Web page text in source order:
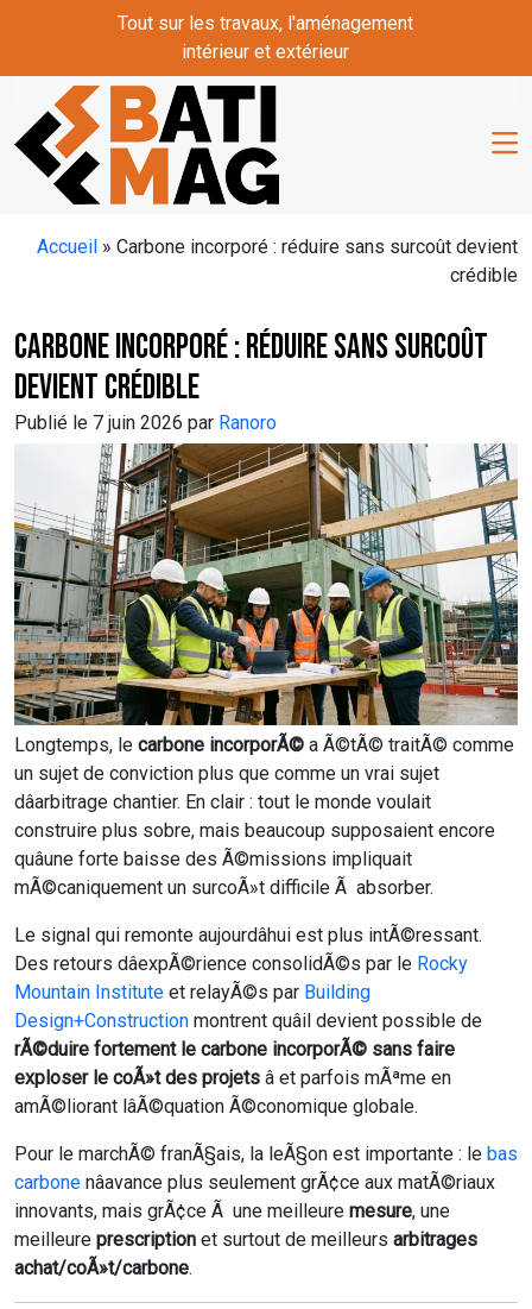
Skip to main contentTout sur les travaux, l'aménagement
intérieur et extérieur
Accueil » Carbone incorporé : réduire sans surcoût devient
crédible
Carbone incorporé : réduire sans surcoût
devient crédible
Publié le 7 juin 2026 par Ranoro
Longtemps, le carbone incorporÃ© a Ã©tÃ© traitÃ© comme
un sujet de conviction plus que comme un vrai sujet
dâarbitrage chantier. En clair : tout le monde voulait
construire plus sobre, mais beaucoup supposaient encore
quâune forte baisse des Ã©missions impliquait
mÃ©caniquement un surcoÃ»t difficile Ã absorber.
Le signal qui remonte aujourdâhui est plus intÃ©ressant.
Des retours dâexpÃ©rience consolidÃ©s par le Rocky
Mountain Institute et relayÃ©s par Building
Design+Construction montrent quâil devient possible de
rÃ©duire fortement le carbone incorporÃ© sans faire
exploser le coÃ»t des projets â et parfois mÃªme en
amÃ©liorant lâÃ©quation Ã©conomique globale.
Pour le marchÃ© franÃ§ais, la leÃ§on est importante : le bas
carbone nâavance plus seulement grÃ¢ce aux matÃ©riaux
innovants, mais grÃ¢ce Ã une meilleure mesure, une
meilleure prescription et surtout de meilleurs arbitrages
achat/coÃ»t/carbone.